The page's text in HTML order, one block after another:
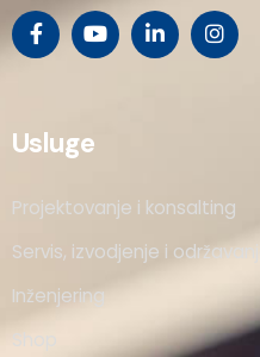
Usluge
Projektovanje i konsalting
Servis, izvodjenje i održavanje
Inženjering
Shop